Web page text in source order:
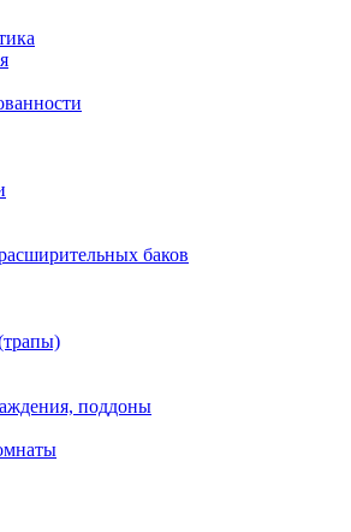
баков
поддоны